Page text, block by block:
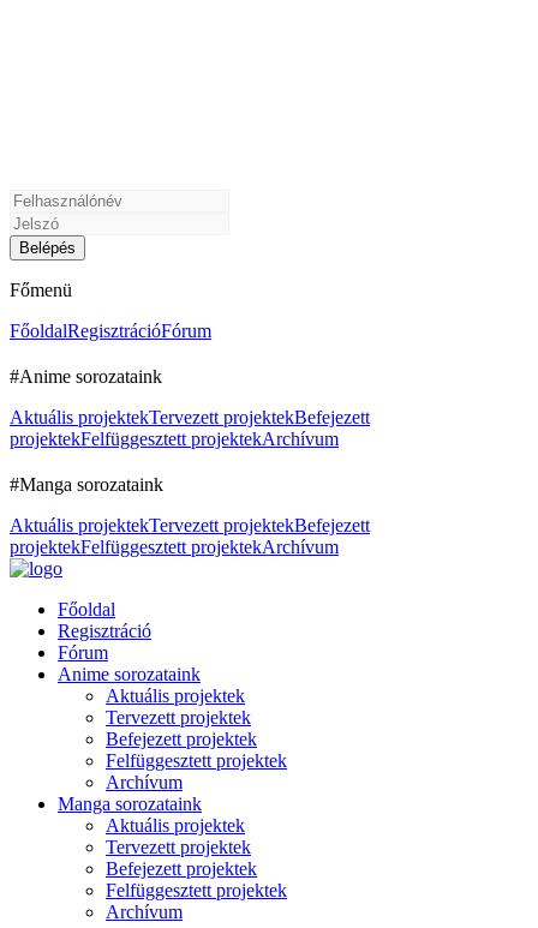
Főmenü
FőoldalRegisztrációFórum
#Anime sorozataink
Aktuális projektekTervezett projektekBefejezett
projektekFelfüggesztett projektekArchívum
#Manga sorozataink
Aktuális projektekTervezett projektekBefejezett
projektekFelfüggesztett projektekArchívum
Főoldal
Regisztráció
Fórum
Anime sorozataink
Aktuális projektek
Tervezett projektek
Befejezett projektek
Felfüggesztett projektek
Archívum
Manga sorozataink
Aktuális projektek
Tervezett projektek
Befejezett projektek
Felfüggesztett projektek
Archívum